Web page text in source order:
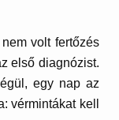
volt fertőzés
első diagnózist.
egy nap az
vérmintákat kell